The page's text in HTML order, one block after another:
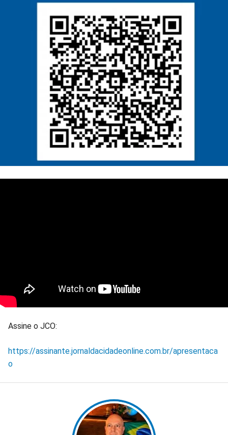
Assine o JCO:
https://assinante.jornaldacidadeonline.com.br/apresentaca
o